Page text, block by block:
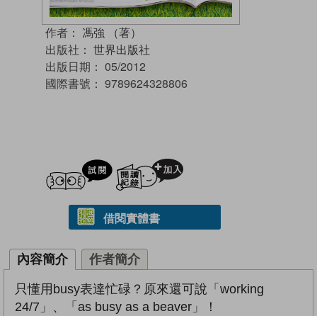
作者： 馮強 （著）
出版社： 世界出版社
出版日期： 05/2012
國際書號： 9789624328806
試閲
借閱實體書
內容簡介 作者簡介
只懂用busy表達忙碌？原來還可說「working
24/7」、「as busy as a beaver」！